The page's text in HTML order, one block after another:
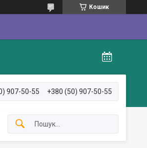
Кошик
907-50-55 +380 (50) 907-50-55